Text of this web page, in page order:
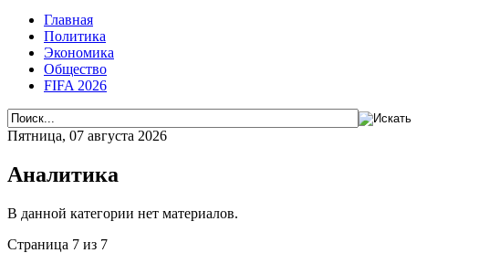
Главная
Политика
Экономика
Общество
FIFA 2026
Пятница, 07 августа 2026
Аналитика
В данной категории нет материалов.
Страница 7 из 7